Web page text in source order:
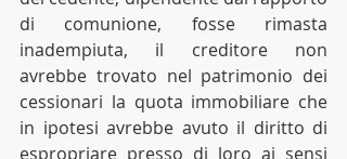
di comunione, fosse rimasta
inadempiuta, il creditore non
avrebbe trovato nel patrimonio dei
cessionari la quota immobiliare che
in ipotesi avrebbe avuto il diritto di
espropriare presso di loro ai sensi